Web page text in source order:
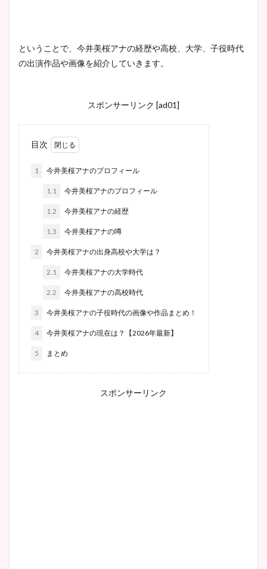
ということで、今井美桜アナの経歴や高校、大学、子役時代
の出演作品や画像を紹介していきます。
スポンサーリンク [ad01]
目次
1 今井美桜アナのプロフィール
1.1 今井美桜アナのプロフィール
1.2 今井美桜アナの経歴
1.3 今井美桜アナの噂
2 今井美桜アナの出身高校や大学は？
2.1 今井美桜アナの大学時代
2.2 今井美桜アナの高校時代
3 今井美桜アナの子役時代の画像や作品まとめ！
4 今井美桜アナの現在は？【2026年最新】
5 まとめ
スポンサーリンク